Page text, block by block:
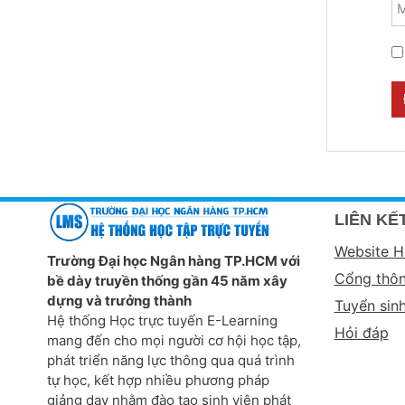
Trường Đại học Ngân hàng TP.HCM với
bề dày truyền thống gần 45 năm xây
dựng và trưởng thành
Hệ thống Học trực tuyến E-Learning
mang đến cho mọi người cơ hội học tập,
phát triển năng lực thông qua quá trình
tự học, kết hợp nhiều phương pháp
giảng dạy nhằm đào tạo sinh viên phát
LIÊN
Website
Cổng
Tuyển
Hỏi đáp